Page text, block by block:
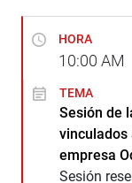
HORA
10:00 AM
TEMA
Sesión de
vinculados
empresa
Sesión